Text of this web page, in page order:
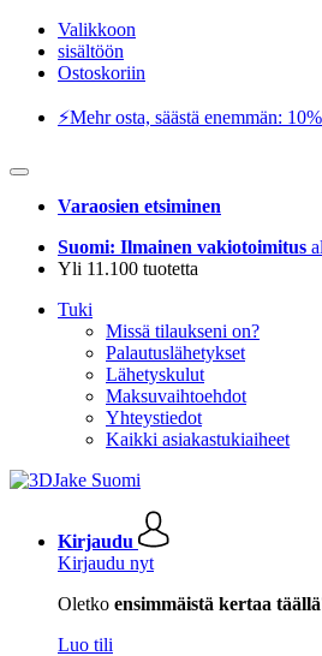
Valikkoon
sisältöön
Ostoskoriin
⚡️Mehr osta, säästä enemmän:
Varaosien etsiminen
Suomi: Ilmainen vakiotoimitus
Yli 11.100 tuotetta
Tuki
Missä tilaukseni on?
Palautuslähetykset
Lähetyskulut
Maksuvaihtoehdot
Yhteystiedot
Kaikki asiakastukiaiheet
Kirjaudu
Kirjaudu nyt
Oletko ensimmäistä kertaa
Luo tili